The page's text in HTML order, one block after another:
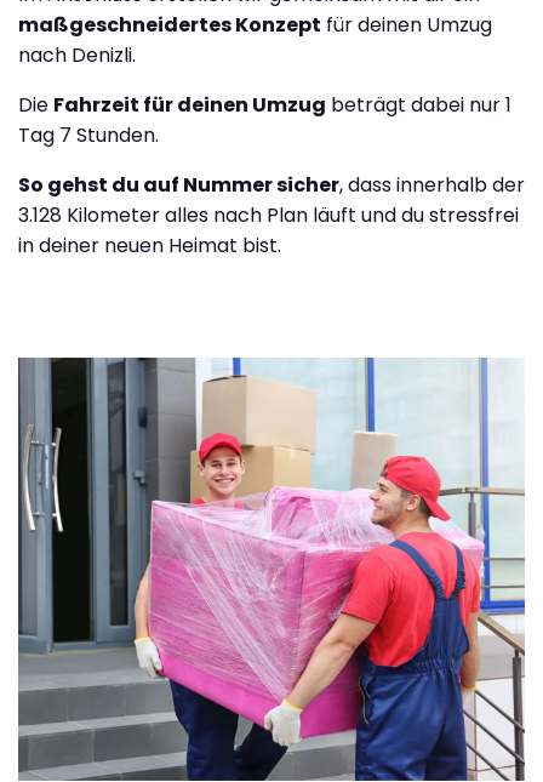
maßgeschneidertes Konzept für deinen Umzug
nach Denizli.
Die Fahrzeit für deinen Umzug beträgt dabei nur 1
Tag 7 Stunden.
So gehst du auf Nummer sicher, dass innerhalb der
3.128 Kilometer alles nach Plan läuft und du stressfrei
in deiner neuen Heimat bist.